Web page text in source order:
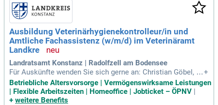
ierungsbedarf und beraten Führungskräfte sowie Mitarbeite
nde zu Entwicklungsmöglichkeiten. Außerdem konzipieren
und entwickeln Sie Programme für die Personal- und Führun
gskräfteentwicklung. Bewerben Sie sich jetzt und profitieren
Sie von unserem umfangreichen Netzwerk!
Ausbildung Veterinärhygienekontrolleur/in und
Amtliche Fachassistenz (w/m/d) im Veterinäramt
Landkre
Landratsamt Konstanz | Radolfzell am Bodensee
Für Auskünfte wenden Sie sich gerne an: Christian Göbel, P
ersonalreferent unter T. +49 7531 800-1343; Dr. Cornelia Pfle
ghar, Leiterin des Veterinäramtes unter T. +49 7531 800-250
0.
+
Betriebliche Altersvorsorge | Vermögenswirksame Leistungen
| Flexible Arbeitszeiten | Homeoffice | Jobticket – ÖPNV |
+ weitere Benefits